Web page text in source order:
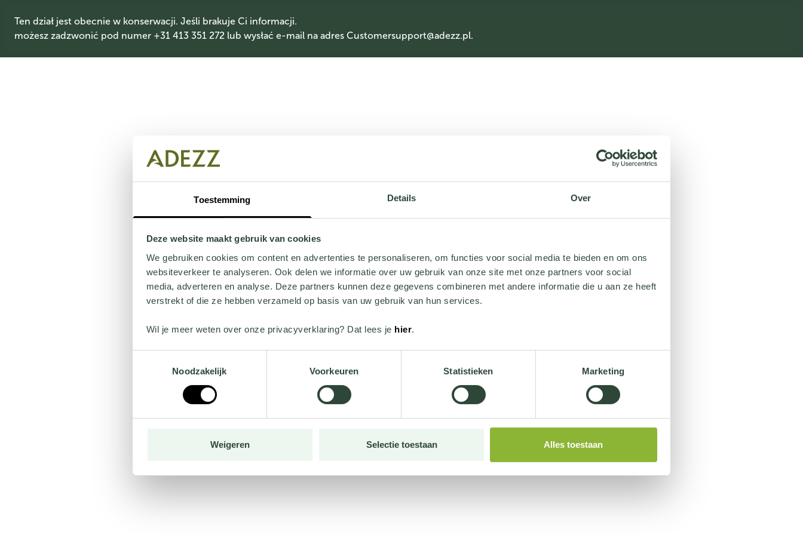
Toestemming Details Over
Deze website maakt gebruik van cookies
We gebruiken cookies om content en advertenties te personaliseren, om functies voor social media te bieden en om ons
websiteverkeer te analyseren. Ook delen we informatie over uw gebruik van onze site met onze partners voor social
media, adverteren en analyse. Deze partners kunnen deze gegevens combineren met andere informatie die u aan ze heeft
verstrekt of die ze hebben verzameld op basis van uw gebruik van hun services.
Wil je meer weten over onze privacyverklaring? Dat lees je hier.
Noodzakelijk
Voorkeuren Statistieken Marketing
Weigeren Selectie toestaan Alles toestaan
Ten dział jest obecnie w konserwacji. Jeśli brakuje Ci informacji.
możesz zadzwonić pod numer +31 413 351 272 lub wysłać e-mail na adres Customersupport@adezz.pl.